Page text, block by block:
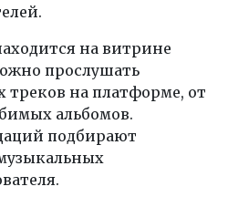
на витрине
прослушать
треков на платформе, от
альбомов.
подбирают